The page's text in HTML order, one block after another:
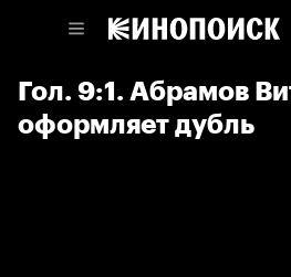
Гол. 9:1. Абрамов
оформляет дубль